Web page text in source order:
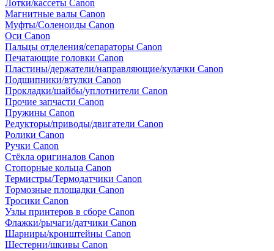
Лотки/кассеты Canon
Магнитные валы Canon
Муфты/Соленоиды Canon
Оси Canon
Пальцы отделения/сепараторы Canon
Печатающие головки Canon
Пластины/держатели/направляющие/кулачки Canon
Подшипники/втулки Canon
Прокладки/шайбы/уплотнители Canon
Прочие запчасти Canon
Пружины Canon
Редукторы/приводы/двигатели Canon
Ролики Canon
Ручки Canon
Стёкла оригиналов Canon
Стопорные кольца Canon
Термистры/Термодатчики Canon
Тормозные площадки Canon
Тросики Canon
Узлы принтеров в сборе Canon
Флажки/рычаги/датчики Canon
Шарниры/кронштейны Canon
Шестерни/шкивы Canon